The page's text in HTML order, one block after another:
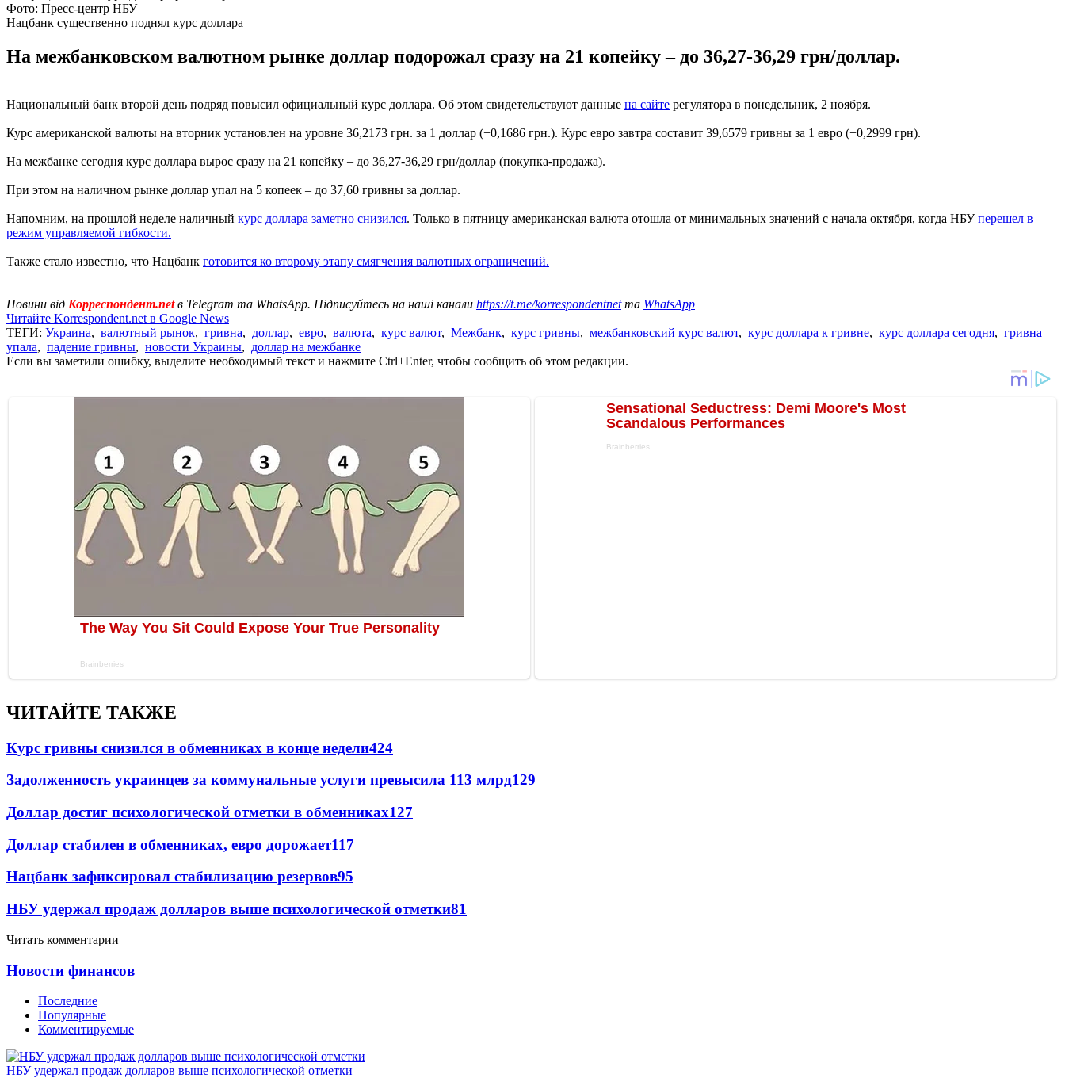
Фото: Пресс-центр НБУ
Нацбанк существенно поднял курс доллара
На межбанковском валютном рынке доллар подорожал сразу на 21 копейку – до 36,27-36,29 грн/доллар.
Национальный банк второй день подряд повысил официальный курс доллара. Об этом свидетельствуют данные на сайте регулятора в понедельник, 2 ноября.
Курс американской валюты на вторник установлен на уровне 36,2173 грн. за 1 доллар (+0,1686 грн.). Курс евро завтра составит 39,6579 гривны за 1 евро (+0,2999 грн).
На межбанке сегодня курс доллара вырос сразу на 21 копейку – до 36,27-36,29 грн/доллар (покупка-продажа).
При этом на наличном рынке доллар упал на 5 копеек – до 37,60 гривны за доллар.
Напомним, на прошлой неделе наличный курс доллара заметно снизился. Только в пятницу американская валюта отошла от минимальных значений с начала октября, когда НБУперешел в
режим управляемой гибкости.
Также стало известно, что Нацбанк готовится ко второму этапу смягчения валютных ограничений.
Новини від Корреспондент.netв Telegram та WhatsApp. Підписуйтесь на наші канали https://t.me/korrespondentnetта WhatsApp
Читайте Korrespondent.net в Google News
ТЕГИ: Украина, валютный рынок, гривна, доллар, евро, валюта, курс валют, Межбанк, курс гривны, межбанковский курс валют, курс доллара к гривне, курс доллара сегодня, гривна
упала, падение гривны, новости Украины, доллар на межбанке
Если вы заметили ошибку, выделите необходимый текст и нажмите Ctrl+Enter, чтобы сообщить об этом редакции.
ЧИТАЙТЕ ТАКЖЕ
Курс гривны снизился в обменниках в конце недели424
Задолженность украинцев за коммунальные услуги превысила 113 млрд129
Доллар достиг психологической отметки в обменниках127
Доллар стабилен в обменниках, евро дорожает117
Нацбанк зафиксировал стабилизацию резервов95
НБУ удержал продаж долларов выше психологической отметки81
Читать комментарии
Новости финансов
Последние
Популярные
Комментируемые
НБУ удержал продаж долларов выше психологической отметки